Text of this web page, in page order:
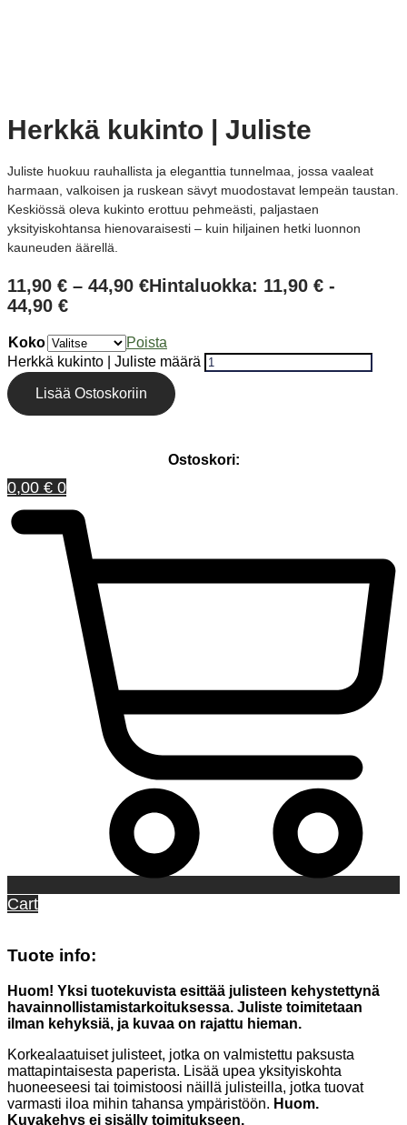
Herkkä kukinto | Juliste
Juliste huokuu rauhallista ja eleganttia tunnelmaa, jossa vaaleat
harmaan, valkoisen ja ruskean sävyt muodostavat lempeän taustan.
Keskiössä oleva kukinto erottuu pehmeästi, paljastaen
yksityiskohtansa hienovaraisesti – kuin hiljainen hetki luonnon
kauneuden äärellä.
11,90 € – 44,90 €Hintaluokka: 11,90 € -
44,90 €
Koko
Poista
Herkkä kukinto | Juliste määrä
Lisää Ostoskoriin
Ostoskori:
0,00 € 0
Cart
Tuote info:
Huom! Yksi tuotekuvista esittää julisteen kehystettynä
havainnollistamistarkoituksessa. Juliste toimitetaan
ilman kehyksiä, ja kuvaa on rajattu hieman.
Korkealaatuiset julisteet, jotka on valmistettu paksusta
mattapintaisesta paperista. Lisää upea yksityiskohta
huoneeseesi tai toimistoosi näillä julisteilla, jotka tuovat
varmasti iloa mihin tahansa ympäristöön. Huom.
Kuvakehys ei sisälly toimitukseen.